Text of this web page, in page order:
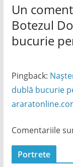
Un
Botezul
bucurie
Pingback:
dublă bucurie
Comentariile
Portrete